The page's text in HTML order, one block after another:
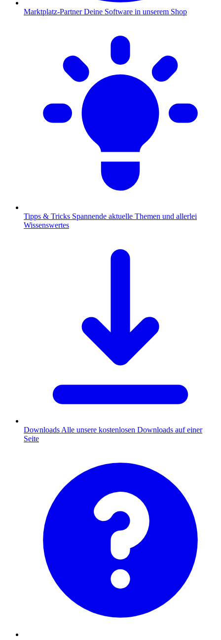
Marktplatz-Partner Deine Software in unserem Shop
Tipps & Tricks Spannende aktuelle Themen und allerlei
Wissenswertes
Downloads Alle unsere kostenlosen Downloads auf einer
Seite